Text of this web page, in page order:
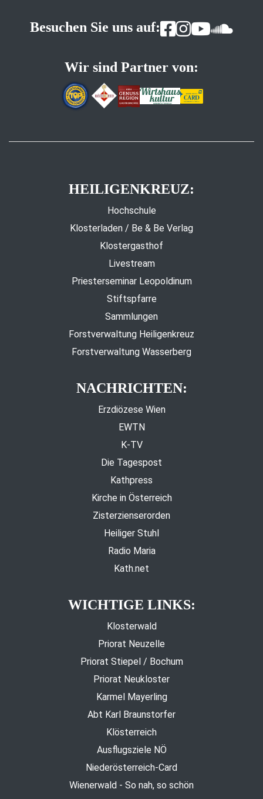
Besuchen Sie uns auf:
Wir sind Partner von:
HEILIGENKREUZ:
Hochschule
Klosterladen / Be & Be Verlag
Klostergasthof
Livestream
Priesterseminar Leopoldinum
Stiftspfarre
Sammlungen
Forstverwaltung Heiligenkreuz
Forstverwaltung Wasserberg
NACHRICHTEN:
Erzdiözese Wien
EWTN
K-TV
Die Tagespost
Kathpress
Kirche in Österreich
Zisterzienserorden
Heiliger Stuhl
Radio Maria
Kath.net
WICHTIGE LINKS:
Klosterwald
Priorat Neuzelle
Priorat Stiepel / Bochum
Priorat Neukloster
Karmel Mayerling
Abt Karl Braunstorfer
Klösterreich
Ausflugsziele NÖ
Niederösterreich-Card
Wienerwald - So nah, so schön